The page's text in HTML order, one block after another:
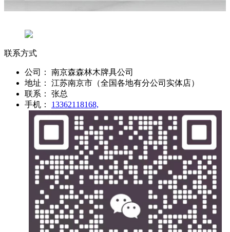
联系方式
公司：
南京森森林木牌具公司
地址：
江苏南京市（全国各地有分公司实体店）
联系：
张总
手机：
13362118168,